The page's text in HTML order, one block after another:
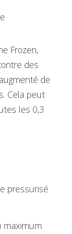
Frozen,
des
de
Cela peut
les 0,3
pressurisé
maximum